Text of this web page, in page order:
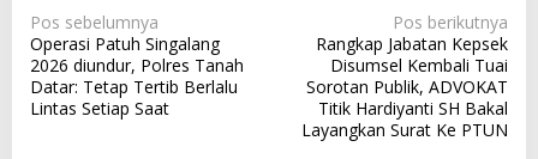
N
a
v
i
Pos sebelumnya
Operasi Patuh Singalang
2026 diundur, Polres Tanah
Datar: Tetap Tertib Berlalu
Lintas Setiap Saat
Pos berikutnya
Rangkap Jabatan Kepsek
Disumsel Kembali Tuai
Sorotan Publik, ADVOKAT
Titik Hardiyanti SH Bakal
Layangkan Surat Ke PTUN